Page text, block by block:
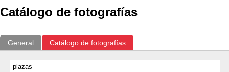
Catálogo de fotografías
General Catálogo de fotografías